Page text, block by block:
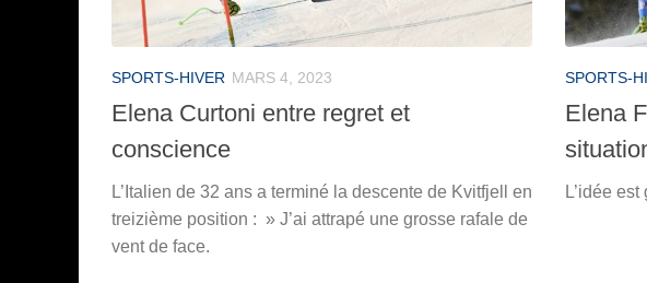
SPORTS-HIVER MARS 4, 2023
Elena Curtoni entre regret et
conscience
L’Italien de 32 ans a terminé la descente de Kvitfjell en
treizième position : » J’ai attrapé une grosse rafale de
vent de face.
SPORTS-
Elena
L’idée